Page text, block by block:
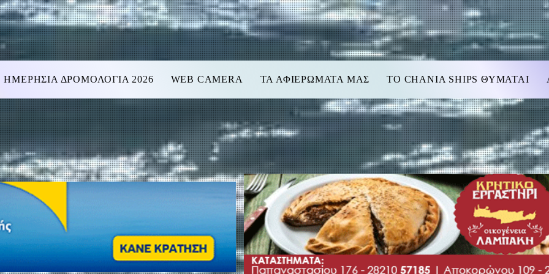
ΗΜΕΡΗΣΙΑ ΔΡΟΜΟΛΟΓΙΑ 2026 WEB CAMERA ΤΑ ΑΦΙΕΡΩΜΑΤΑ ΜΑΣ TO CHANIA SHIPS ΘΥΜΑΤΑΙ